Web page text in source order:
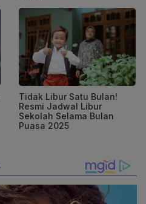
Tidak Libur Satu Bulan!
Resmi Jadwal Libur
Sekolah Selama Bulan
Puasa 2025